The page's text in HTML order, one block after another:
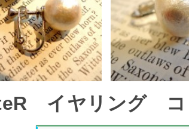
イヤリング コ